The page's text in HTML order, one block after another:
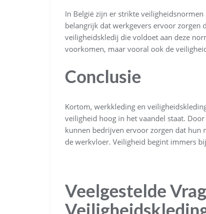
In België zijn er strikte
belangrijk dat werkgevers ervoor zorgen
veiligheidskledij die voldoet aan deze
voorkomen, maar vooral ook de
Conclusie
Kortom, werkkleding en
veiligheid hoog in het vaandel staat.
kunnen bedrijven ervoor zorgen dat hun
de werkvloer. Veiligheid begint immers
Veelgestelde